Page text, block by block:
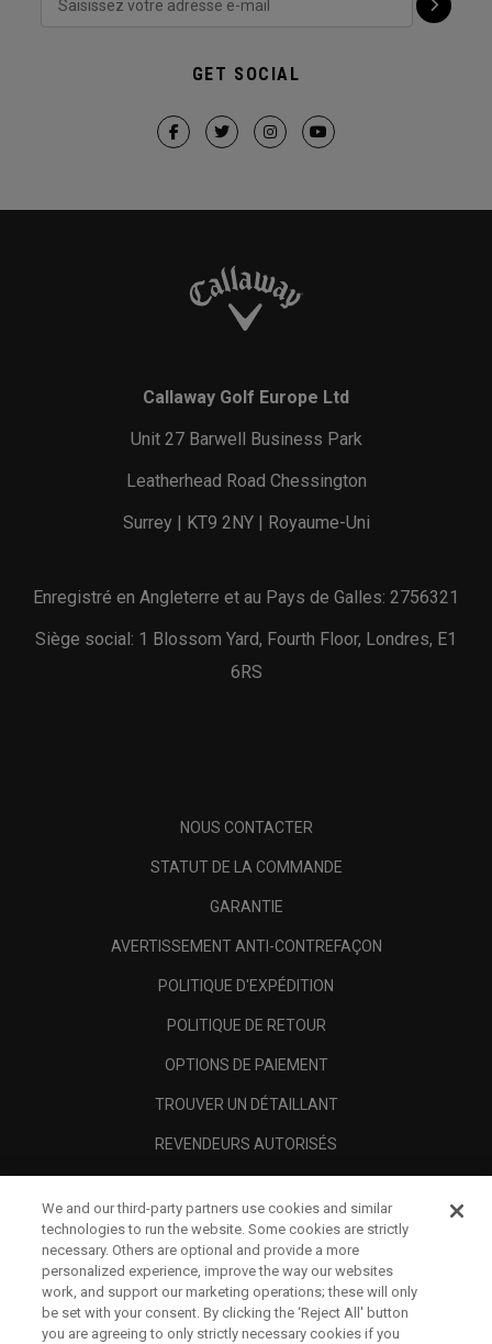
GET SOCIAL
Callaway Golf Europe Ltd
Unit 27 Barwell Business Park
Leatherhead Road Chessington
Surrey | KT9 2NY | Royaume-Uni
Enregistré en Angleterre et au Pays de Galles: 2756321
Siège social: 1 Blossom Yard, Fourth Floor, Londres, E1
6RS
NOUS CONTACTER
STATUT DE LA COMMANDE
GARANTIE
AVERTISSEMENT ANTI-CONTREFAÇON
POLITIQUE D'EXPÉDITION
POLITIQUE DE RETOUR
OPTIONS DE PAIEMENT
TROUVER UN DÉTAILLANT
REVENDEURS AUTORISÉS
A PROPOS
MENTIONS LÉGALES
We and our third-party partners use cookies and similar
technologies to run the website. Some cookies are strictly
necessary. Others are optional and provide a more
personalized experience, improve the way our websites
work, and support our marketing operations; these will only
be set with your consent. By clicking the ‘Reject All' button
you are agreeing to only strictly necessary cookies if you